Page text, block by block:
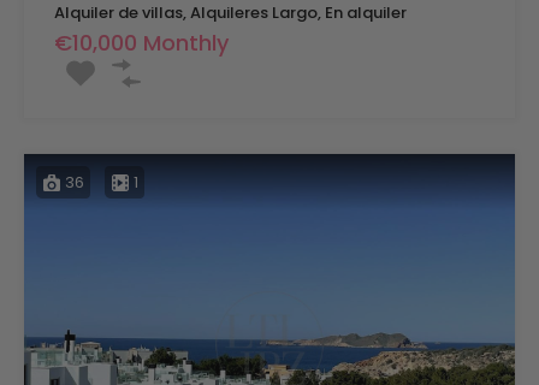
Alquiler de villas, Alquileres Largo, En alquiler
€10,000 Monthly
36 1